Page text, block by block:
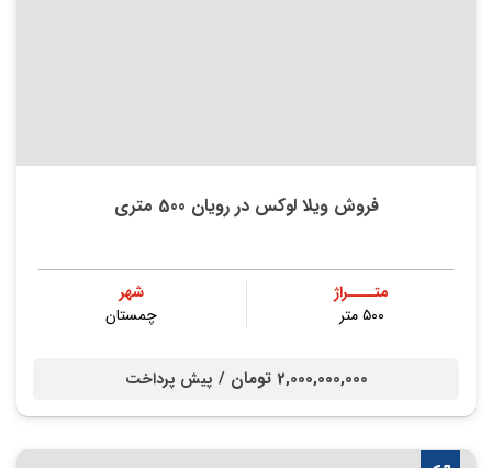
فروش ویلا لوکس در رویان 500 متری
متــــراژ
۵۰۰ متر
شهر
چمستان
2,000,000,000 تومان / پیش پرداخت